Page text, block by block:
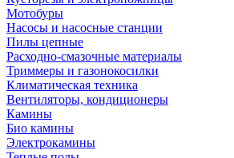
Мотобуры
Насосы и насосные станции
Пилы цепные
Расходно-смазочные материалы
Триммеры и газонокосилки
Климатическая техника
Вентиляторы, кондиционеры
Камины
Био камины
Электрокамины